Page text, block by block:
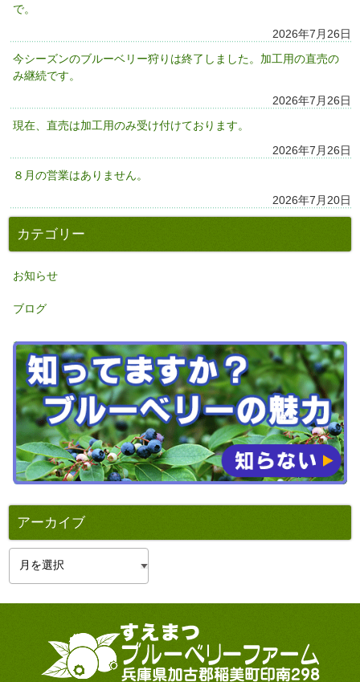
で。
2026年7月26日
今シーズンのブルーベリー狩りは終了しました。加工用の直売の
み継続です。
2026年7月26日
現在、直売は加工用のみ受け付けております。
2026年7月26日
８月の営業はありません。
2026年7月20日
カテゴリー
お知らせ
ブログ
アーカイブ
イ